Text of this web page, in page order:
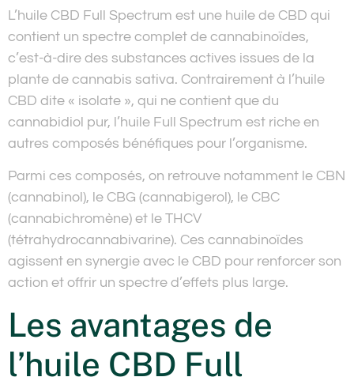
L’huile CBD Full Spectrum est une huile de CBD qui
contient un spectre complet de cannabinoïdes,
c’est-à-dire des substances actives issues de la
plante de cannabis sativa. Contrairement à l’huile
CBD dite « isolate », qui ne contient que du
cannabidiol pur, l’huile Full Spectrum est riche en
autres composés bénéfiques pour l’organisme.
Parmi ces composés, on retrouve notamment le CBN
(cannabinol), le CBG (cannabigerol), le CBC
(cannabichromène) et le THCV
(tétrahydrocannabivarine). Ces cannabinoïdes
agissent en synergie avec le CBD pour renforcer son
action et offrir un spectre d’effets plus large.
Les avantages de
l’huile CBD Full